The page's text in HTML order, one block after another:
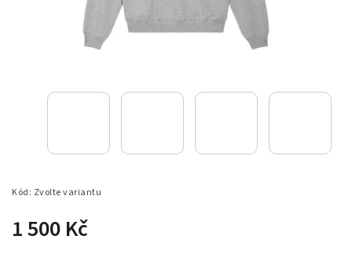
Kód: Zvolte variantu
1 500 Kč